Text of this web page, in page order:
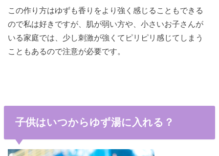
この作り方はゆずも香りをより強く感じることもできる
ので私は好きですが、肌が弱い方や、小さいお子さんが
いる家庭では、少し刺激が強くてピリピリ感じてしまう
こともあるので注意が必要です。
子供はいつからゆず湯に入れる？